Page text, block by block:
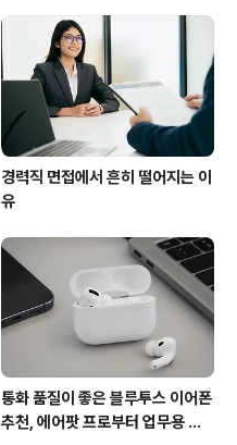
경력직 면접에서 흔히 떨어지는 이
유
통화 품질이 좋은 블루투스 이어폰
추천, 에어팟 프로부터 업무용 이